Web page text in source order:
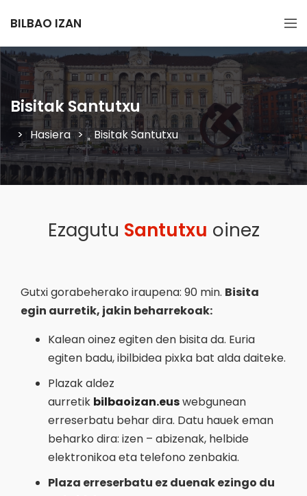
BILBAO IZAN
Bisitak Santutxu
Hasiera » Bisitak Santutxu
Ezagutu Santutxu oinez
Gutxi gorabeherako iraupena: 90 min. Bisita
egin aurretik, jakin beharrekoak:
Kalean oinez egiten den bisita da. Euria
egiten badu, ibilbidea pixka bat alda daiteke.
Plazak aldez
aurretik bilbaoizan.euswebgunean
erreserbatu behar dira. Datu hauek eman
beharko dira: izen – abizenak, helbide
elektronikoa eta telefono zenbakia.
Plaza erreserbatu ez duenak ezingo du